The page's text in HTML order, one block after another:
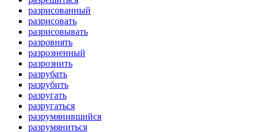
разрисованный
разрисовать
разрисовывать
разровнять
разрозненный
разрознить
разрубать
разрубить
разругать
разругаться
разрумянившийся
разрумяниться